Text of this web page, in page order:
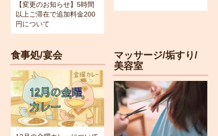
【変更のお知らせ】5時間
以上ご滞在で追加料金200
円について
食事処/宴会
マッサージ/垢すり/
美容室